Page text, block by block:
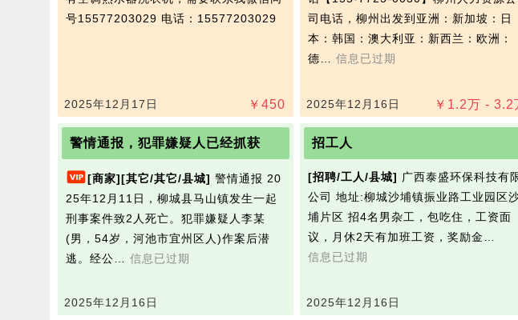
号15577203029 电话：15577203029
￥ 450
2025年12月17日
司电话，柳州出发到亚洲：新加坡：日
本：韩国：澳大利亚：新西兰：欧洲：
德… 信息已过期
￥ 1.2万 - 3.2
2025年12月16日
警情通报，犯罪嫌疑人已经抓获
[商家][其它/其它/县城] 警情通报 20
25年12月11日，柳城县马山镇发生一起
刑事案件致2人死亡。犯罪嫌疑人李某
(男，54岁，河池市宜州区人)作案后潜
逃。经公… 信息已过期
2025年12月16日
招工人
[招聘/工人/县城] 广西泰盛环保科技有
公司 地址:柳城沙埔镇振业路工业园区
埔片区 招4名男杂工，包吃住，工资面
议，月休2天有加班工资，奖励金…
信息已过期
2025年12月16日